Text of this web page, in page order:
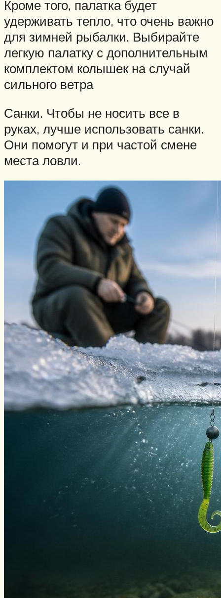
Кроме того, палатка будет
удерживать тепло, что очень важно
для зимней рыбалки. Выбирайте
легкую палатку с дополнительным
комплектом колышек на случай
сильного ветра
Санки. Чтобы не носить все в
руках, лучше использовать санки.
Они помогут и при частой смене
места ловли.